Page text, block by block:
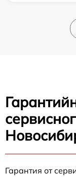
Гарантия от